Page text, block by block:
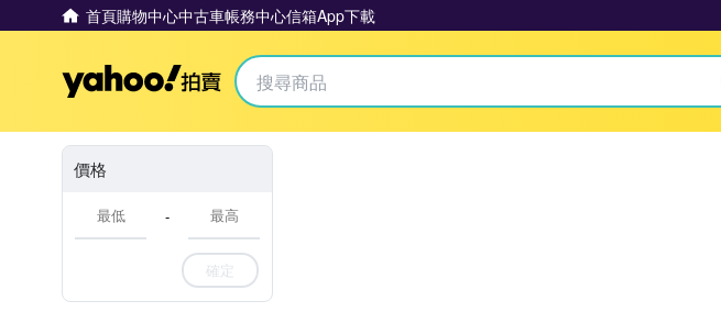
首頁購物中心中古車帳務中心信箱App下載
Yahoo拍賣
價格
-
確定